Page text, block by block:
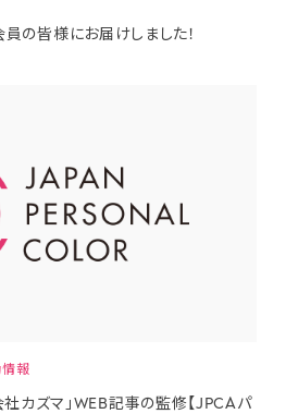
の皆様にお届けしました！
報
カズマ」WEB記事の監修【JPCAパ